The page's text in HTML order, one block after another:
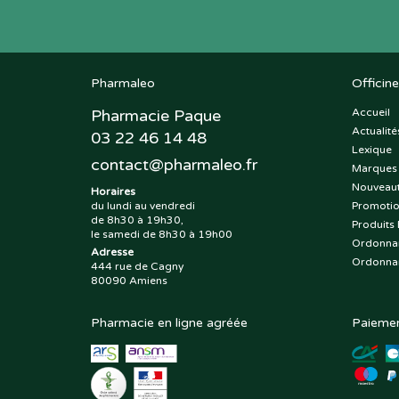
Pharmaleo
Pharmacie Paque
03 22 46 14 48
contact@pharmaleo.fr
Horaires
du lundi au vendredi
de 8h30 à 19h30,
le samedi de 8h30 à 19h00
Adresse
444 rue de Cagny
80090 Amiens
Officine
Accueil
Lexique
Produits
Pharmacie en ligne agréée